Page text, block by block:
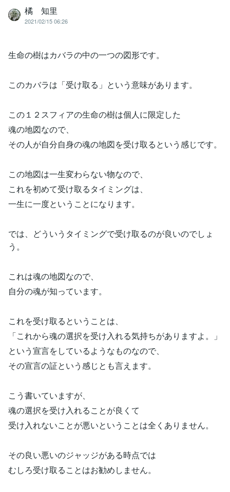
橘 知里
2021/02/15 06:26
生命の樹はカバラの中の一つの図形です。
このカバラは「受け取る」という意味があります。
この１２スフィアの生命の樹は個人に限定した
魂の地図なので、
その人が自分自身の魂の地図を受け取るという感じです。
この地図は一生変わらない物なので、
これを初めて受け取るタイミングは、
一生に一度ということになります。
では、どういうタイミングで受け取るのが良いのでしょ
う。
これは魂の地図なので、
自分の魂が知っています。
これを受け取るということは、
「これから魂の選択を受け入れる気持ちがありますよ。」
という宣言をしているようなものなので、
その宣言の証という感じとも言えます。
こう書いていますが、
魂の選択を受け入れることが良くて
受け入れないことが悪いということは全くありません。
その良い悪いのジャッジがある時点では
むしろ受け取ることはお勧めしません。